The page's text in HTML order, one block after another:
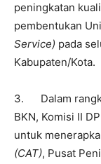
peningkatan
pembentukan
Service) pada
Kabupaten/Kota.
3. Dalam
BKN, Komisi II
untuk
(CAT), Pusat